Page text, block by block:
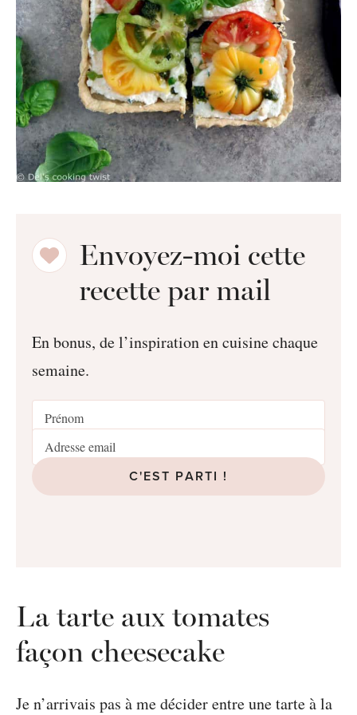
Envoyez-moi cette
recette par mail
En bonus, de l’inspiration en cuisine chaque
semaine.
C'EST PARTI !
La tarte aux tomates
façon cheesecake
Je n’arrivais pas à me décider entre une tarte à la